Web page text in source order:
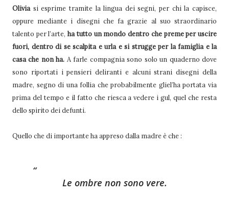
Olivia si esprime tramite la lingua dei segni, per chi la capisce,
oppure mediante i disegni che fa grazie al suo straordinario
talento per l’arte,ha tutto un mondo dentro che preme per uscire
fuori, dentro di se scalpita e urla e si strugge per la famiglia e la
casa che non ha. A farle compagnia sono solo un quaderno dove
sono riportati i pensieri deliranti e alcuni strani disegni della
madre, segno di una follia che probabilmente gliel’ha portata via
prima del tempo e il fatto che riesca a vedere i gul, quel che resta
dello spirito dei defunti.
Quello che di importante ha appreso dalla madre è che :
Le ombre non sono vere.